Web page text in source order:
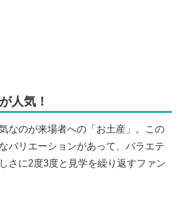
人気！
なのが来場者への「お土産」。この
バリエーションがあって、バラエテ
さに2度3度と見学を繰り返すファン